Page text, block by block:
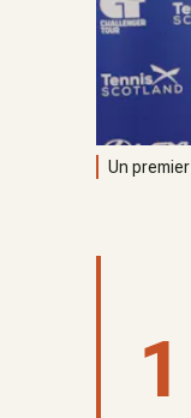
Un
1